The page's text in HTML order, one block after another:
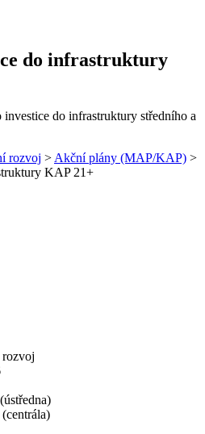
do infrastruktury
do infrastruktury středního a
rozvoj > Akční plány (MAP/KAP) >
KAP 21+